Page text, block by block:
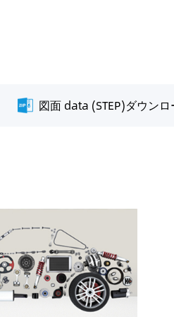
図面 data (STEP)ダウン